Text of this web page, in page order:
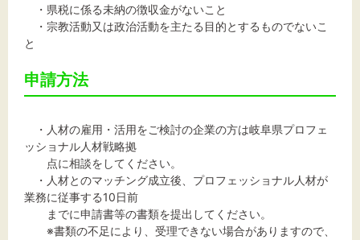
・県税に係る未納の徴収金がないこと
・宗教活動又は政治活動を主たる目的とするものでないこ
と
申請方法
・人材の雇用・活用をご検討の企業の方は岐阜県プロフェ
ッショナル人材戦略拠
点に相談をしてください。
・人材とのマッチング成立後、プロフェッショナル人材が
業務に従事する10日前
までに申請書等の書類を提出してください。
※書類の不足により、受理できない場合がありますので、